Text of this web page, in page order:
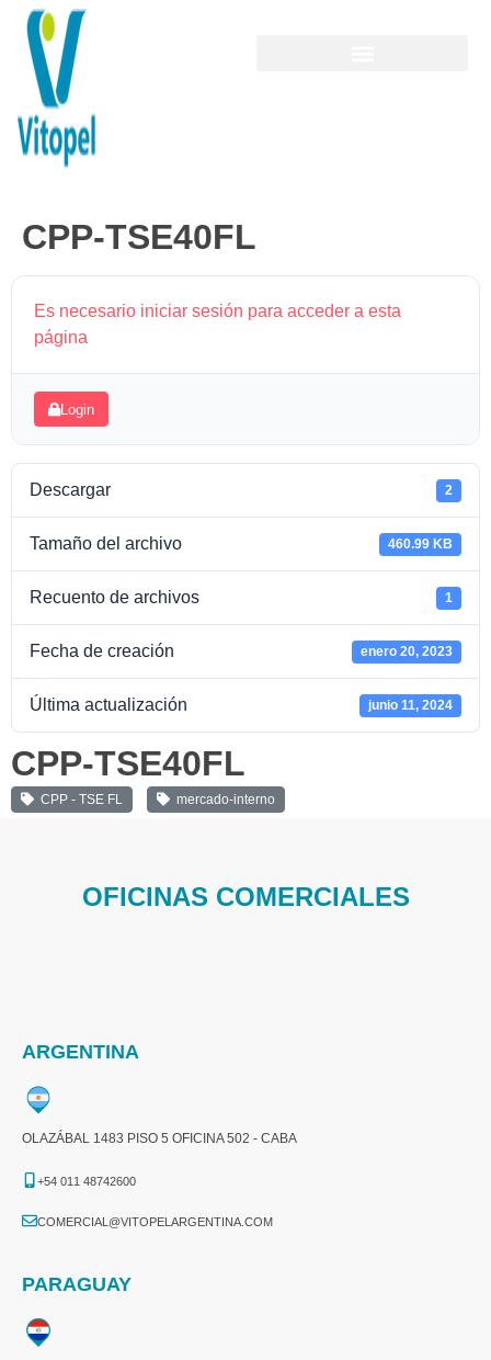
CPP-TSE40FL
Es necesario iniciar sesión para acceder a esta
página
Login
Descargar 2
Tamaño del archivo 460.99 KB
Recuento de archivos 1
Fecha de creación enero 20, 2023
Última actualización junio 11, 2024
CPP-TSE40FL
CPP - TSE FL mercado-interno
OFICINAS COMERCIALES
ARGENTINA
OLAZÁBAL 1483 PISO 5 OFICINA 502 - CABA
+54 011 48742600​
COMERCIAL@VITOPELARGENTINA.COM​
PARAGUAY